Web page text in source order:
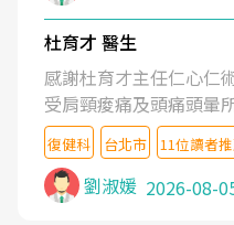
杜育才 醫生
感謝杜育才主任仁心仁
受肩頸痠痛及頭痛頭暈
檢查,也嘗試過西醫打針,
沒有用,後來連吃到嗎啡
症狀,沒多久就痛起來,多
台灣親友介紹忠孝醫院
復健科 台北市 11位讀者
劉淑媛 2026-08-